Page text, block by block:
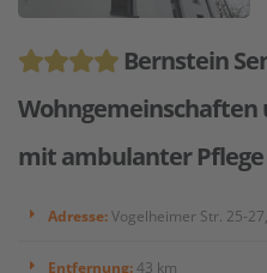
Bernstein
Wohngemeinschaften
mit ambulanter Pflege
Adresse:Vogelheimer Str. 25-
Entfernung:43 km